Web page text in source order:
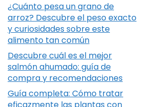
¿Cuánto pesa un grano de
arroz? Descubre el peso exacto
y curiosidades sobre este
alimento tan común
Descubre cuál es el mejor
salmón ahumado: guía de
compra y recomendaciones
Guía completa: Cómo tratar